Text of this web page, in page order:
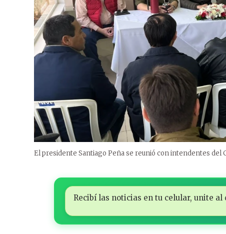
El presidente Santiago Peña se reunió con intendentes del
Recibí las noticias en tu celular, unite al